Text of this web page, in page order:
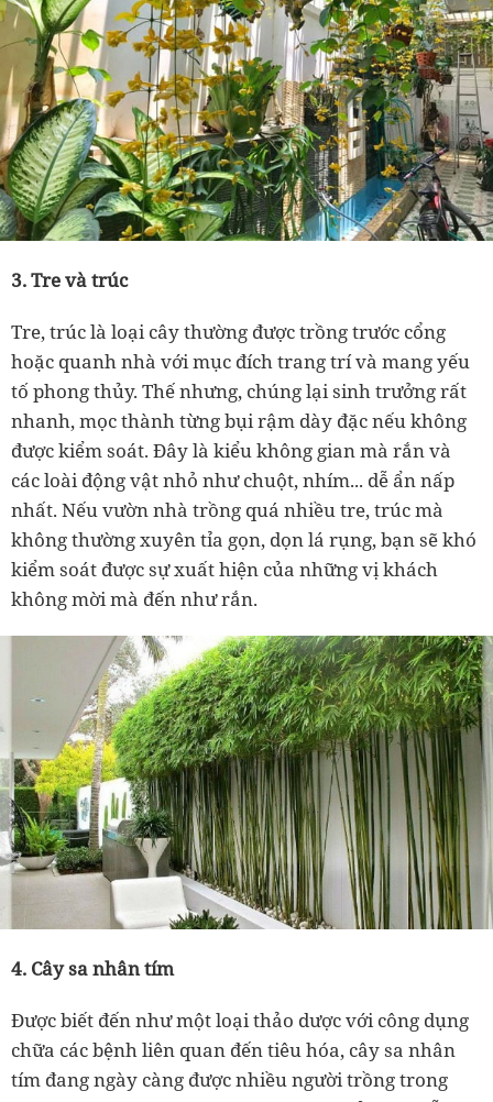
3. Tre và trúc
Tre, trúc là loại cây thường được trồng trước cổng
hoặc quanh nhà với mục đích trang trí và mang yếu
tố phong thủy. Thế nhưng, chúng lại sinh trưởng rất
nhanh, mọc thành từng bụi rậm dày đặc nếu không
được kiểm soát. Đây là kiểu không gian mà rắn và
các loài động vật nhỏ như chuột, nhím... dễ ẩn nấp
nhất. Nếu vườn nhà trồng quá nhiều tre, trúc mà
không thường xuyên tỉa gọn, dọn lá rụng, bạn sẽ khó
kiểm soát được sự xuất hiện của những vị khách
không mời mà đến như rắn.
4. Cây sa nhân tím
Được biết đến như một loại thảo dược với công dụng
chữa các bệnh liên quan đến tiêu hóa, cây sa nhân
tím đang ngày càng được nhiều người trồng trong